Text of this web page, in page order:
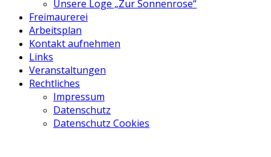
Unsere Loge „Zur Sonnenrose“
Freimaurerei
Arbeitsplan
Kontakt aufnehmen
Links
Veranstaltungen
Rechtliches
Impressum
Datenschutz
Datenschutz Cookies